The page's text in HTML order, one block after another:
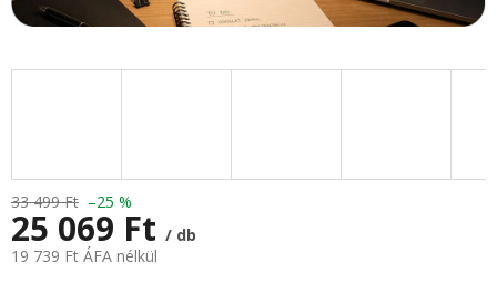
33 499 Ft –25 %
25 069 Ft / db
19 739 Ft ÁFA nélkül